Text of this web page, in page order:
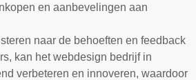
en aanbevelingen aan
naar de behoeften en feedback
kan het webdesign bedrijf in
verbeteren en innoveren, waardoor